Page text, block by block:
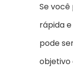
Se
rápida
pode
objetivo